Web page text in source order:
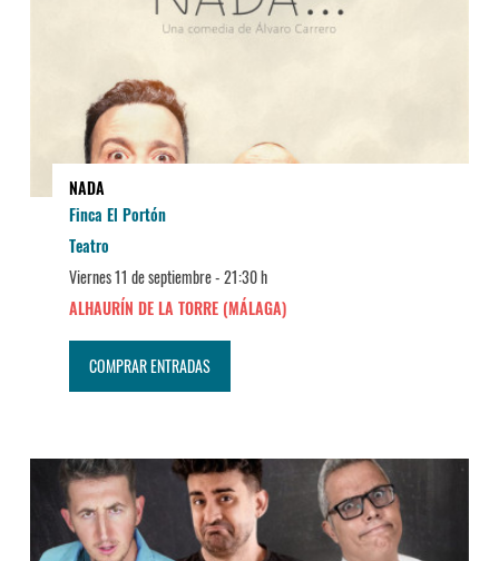
NADA
Finca El Portón
Teatro
Viernes 11 de septiembre -21:30 h
ALHAURÍN DE LA TORRE (MÁLAGA)
COMPRAR ENTRADAS